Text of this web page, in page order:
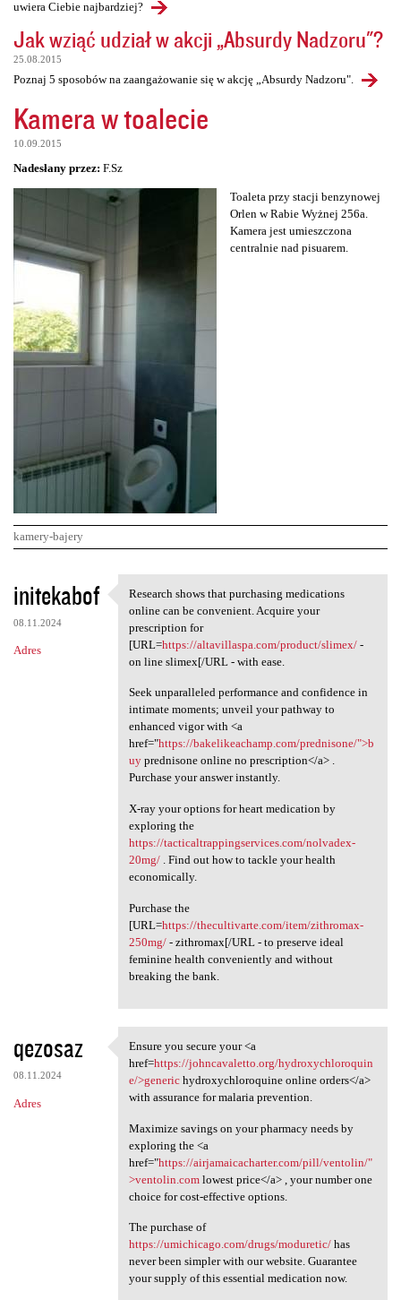
uwiera Ciebie najbardziej?
Jak wziąć udział w akcji „Absurdy Nadzoru"?
25.08.2015
Poznaj 5 sposobów na zaangażowanie się w akcję „Absurdy Nadzoru".
Kamera w toalecie
10.09.2015
Nadesłany przez: F.Sz
Toaleta przy stacji benzynowej
Orlen w Rabie Wyżnej 256a.
Kamera jest umieszczona
centralnie nad pisuarem.
kamery-bajery
K
o
m
e
initekabof
08.11.2024
Adres
Research shows that
Research shows that purchasing medications
online can be convenient. Acquire your
prescription for
[URL=https://altavillaspa.com/product/slimex/-
on line slimex[/URL - with ease.
Seek unparalleled performance and confidence in
intimate moments; unveil your pathway to
enhanced vigor with <a
href="https://bakelikeachamp.com/prednisone/">b
uyprednisone online no prescription</a> .
Purchase your answer instantly.
X-ray your options for heart medication by
exploring the
https://tacticaltrappingservices.com/nolvadex-
20mg/. Find out how to tackle your health
economically.
Purchase the
[URL=https://thecultivarte.com/item/zithromax-
250mg/- zithromax[/URL - to preserve ideal
feminine health conveniently and without
breaking the bank.
qezosaz
08.11.2024
Adres
Ensure you secure your <a
Ensure you secure your <a
href=https://johncavaletto.org/hydroxychloroquin
e/>generichydroxychloroquine online orders</a>
with assurance for malaria prevention.
Maximize savings on your pharmacy needs by
exploring the <a
href="https://airjamaicacharter.com/pill/ventolin/"
>ventolin.comlowest price</a> , your number one
choice for cost-effective options.
The purchase of
https://umichicago.com/drugs/moduretic/has
never been simpler with our website. Guarantee
your supply of this essential medication now.